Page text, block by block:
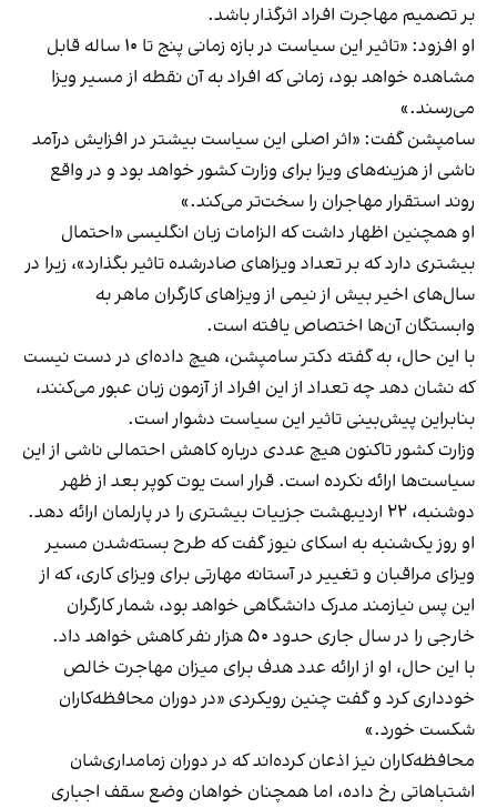
بر تصمیم مهاجرت افراد اثرگذار باشد.
او افزود: «تاثیر این سیاست در بازه زمانی پنج تا ۱۰ ساله قابل
مشاهده خواهد بود، زمانی که افراد به آن نقطه از مسیر ویزا
می‌رسند.»
سامپشن گفت: «اثر اصلی این سیاست بیشتر در افزایش درآمد
ناشی از هزینه‌های ویزا برای وزارت کشور خواهد بود و در واقع
روند استقرار مهاجران را سخت‌تر می‌کند.»
او همچنین اظهار داشت که الزامات زبان انگلیسی «احتمال
بیشتری دارد که بر تعداد ویزاهای صادرشده تاثیر بگذارد»، زیرا در
سال‌های اخیر بیش از نیمی از ویزاهای کارگران ماهر به
وابستگان آن‌ها اختصاص یافته است.
با این حال، به گفته دکتر سامپشن، هیچ داده‌ای در دست نیست
که نشان دهد چه تعداد از این افراد از آزمون زبان عبور می‌کنند،
بنابراین پیش‌بینی تاثیر این سیاست دشوار است.
وزارت کشور تاکنون هیچ عددی درباره کاهش احتمالی ناشی از این
سیاست‌ها ارائه نکرده است. قرار است یوت کوپر بعد از ظهر
دوشنبه، ۲۲ اردیبهشت جزییات بیشتری را در پارلمان ارائه دهد.
او روز یک‌شنبه به اسکای نیوز گفت که طرح بسته‌شدن مسیر
ویزای مراقبان و تغییر در آستانه مهارتی برای ویزای کاری، که از
این پس نیازمند مدرک دانشگاهی خواهد بود، شمار کارگران
خارجی را در سال جاری حدود ۵۰ هزار نفر کاهش خواهد داد.
با این حال، او از ارائه عدد هدف برای میزان مهاجرت خالص
خودداری کرد و گفت چنین رویکردی «در دوران محافظه‌کاران
شکست خورد.»
محافظه‌کاران نیز اذعان کرده‌اند که در دوران زمامداری‌شان
اشتباهاتی رخ داده، اما همچنان خواهان وضع سقف اجباری